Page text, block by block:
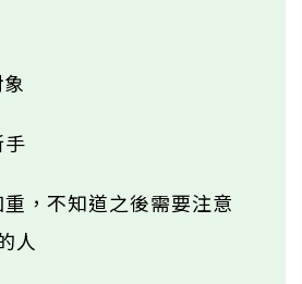
手
重，不知道之後需要注意
人